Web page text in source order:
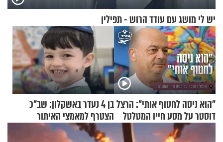
יש לי מושג עם עודד הרוש - תפילין
"הוא ניסה לחטוף אותי": הרצל
דוסטר על מסע חייו המטלטל
בן 4 נעדר באשקלון: שב"כ
הצטרף למאמצי האיתור